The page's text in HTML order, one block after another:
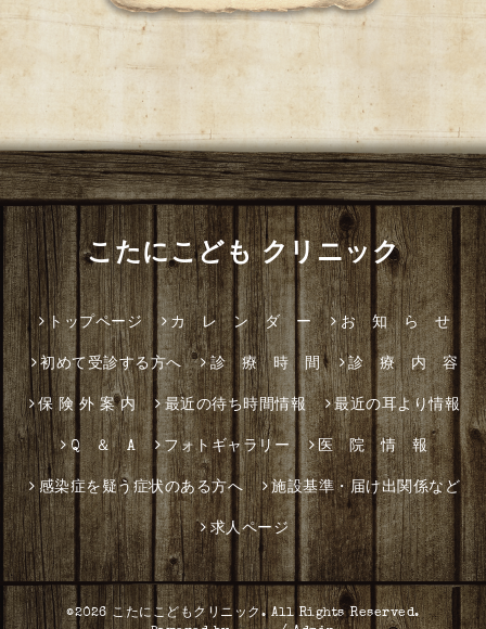
こたにこども クリニック
トップページ カ レ ン ダ ー お 知 ら せ
初めて受診する方へ 診 療 時 間 診 療 内 容
保 険 外 案 内 最近の待ち時間情報 最近の耳より情報
Q ＆ A フォトギャラリー 医 院 情 報
感染症を疑う症状のある方へ 施設基準・届け出関係など
求人ページ
©2026こたにこどもクリニック . All Rights Reserved.